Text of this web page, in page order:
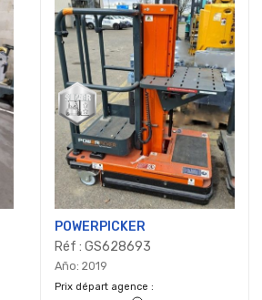
POWERPICKER
Réf : GS628693
Año: 2019
Prix départ agence